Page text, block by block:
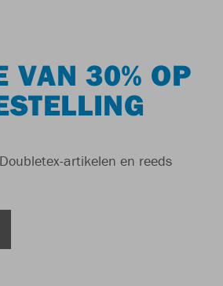
VAN 30% OP
artikelen en reeds